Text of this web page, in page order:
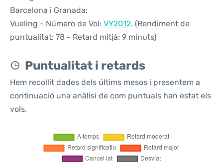
Barcelona i Granada:
Vueling - Número de Vol: VY2012. (Rendiment de
puntualitat: 78 - Retard mitjà: 9 minuts)
Puntualitat i retards
Hem recollit dades dels últims mesos i presentem a
continuació una anàlisi de com puntuals han estat els
vols.